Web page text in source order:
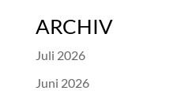
ARCHIV
Juli 2026
Juni 2026